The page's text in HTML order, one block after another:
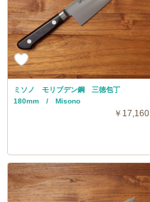
ミソノ モリブデン鋼 三徳包丁
180mm / Misono
￥17,160